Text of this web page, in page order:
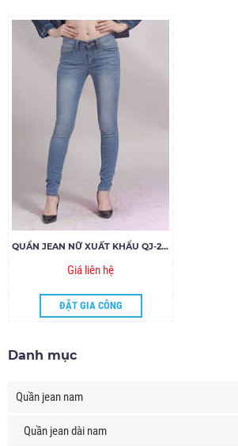
QUẦN JEAN NỮ XUẤT KHẨU QJ-2018
Giá liên hệ
ĐẶT GIA CÔNG
Danh mục
Quần jean nam
Quần jean dài nam